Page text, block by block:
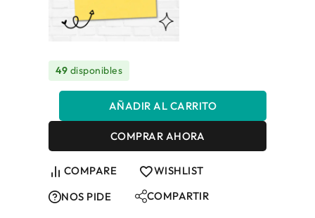
49 disponibles
AÑADIR AL CARRITO
COMPRAR AHORA
COMPARE
WISHLIST
NOS PIDE
COMPARTIR